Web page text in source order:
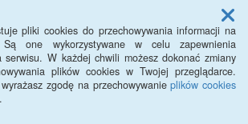
pliki cookies do przechowywania informacji na
Są one wykorzystywane w celu zapewnienia
serwisu. W każdej chwili możesz dokonać zmiany
plików cookies w Twojej przeglądarce.
zgodę na przechowywanieplików cookies
Menu
Miejski